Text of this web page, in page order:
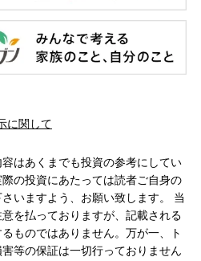
に関して
はあくまでも投資の参考にしてい
の投資にあたっては読者ご自身の
いますよう、お願い致します。 当
を払っておりますが、記載される
ものではありません。万が一、ト
等の保証は一切行っておりません